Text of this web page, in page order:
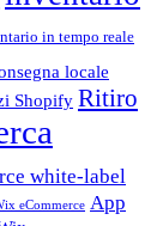
in tempo reale
locale
Shopify Ritiro
white-label
eCommerce App